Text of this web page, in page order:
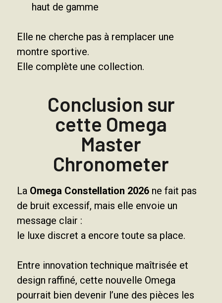
haut de gamme
Elle ne cherche pas à remplacer une
montre sportive.
Elle complète une collection.
Conclusion sur
cette Omega
Master
Chronometer
La Omega Constellation 2026 ne fait pas
de bruit excessif, mais elle envoie un
message clair :
le luxe discret a encore toute sa place.
Entre innovation technique maîtrisée et
design raffiné, cette nouvelle Omega
pourrait bien devenir l’une des pièces les